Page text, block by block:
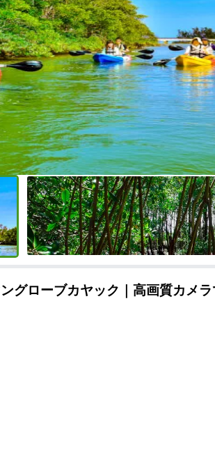
グローブカヤック｜高画質カメ